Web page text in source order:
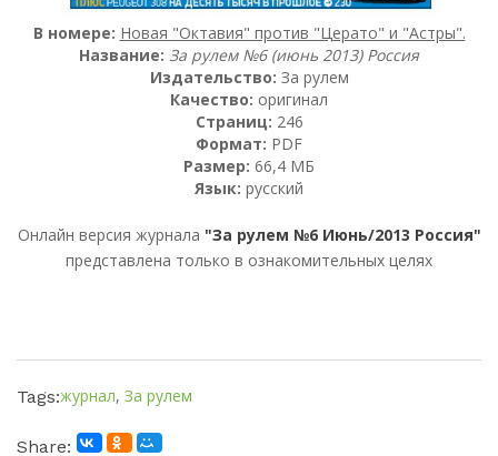
В номере: Новая "Октавия" против "Церато" и "Астры".
Название: За рулем №6 (июнь 2013) Россия
Издательство: За рулем
Качество: оригинал
Страниц: 246
Формат: PDF
Размер: 66,4 МБ
Язык: русский
Онлайн версия журнала "За рулем №6 Июнь/2013 Россия"
представлена только в ознакомительных целях
Tags:журнал, За рулем
Share: